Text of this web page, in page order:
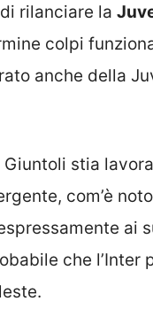
rilanciare la
colpi
anche della
stia
com’è
ai
che l’Inter